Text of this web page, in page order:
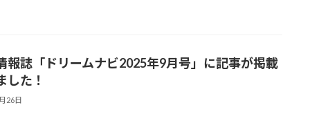
報誌「ドリームナビ2025年9月号」に記事が掲載
した！
26日